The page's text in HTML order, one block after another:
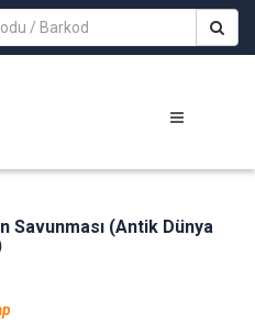
Savunması (Antik Dünya